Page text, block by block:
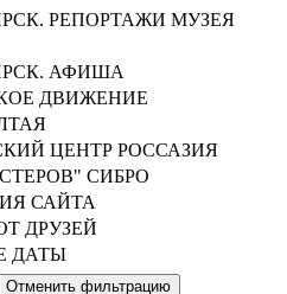
РЕПОРТАЖИ МУЗЕЯ
АФИША
ДВИЖЕНИЕ
ЦЕНТР РОССАЗИЯ
СИБРО
САЙТА
ДРУЗЕЙ
ДАТЫ